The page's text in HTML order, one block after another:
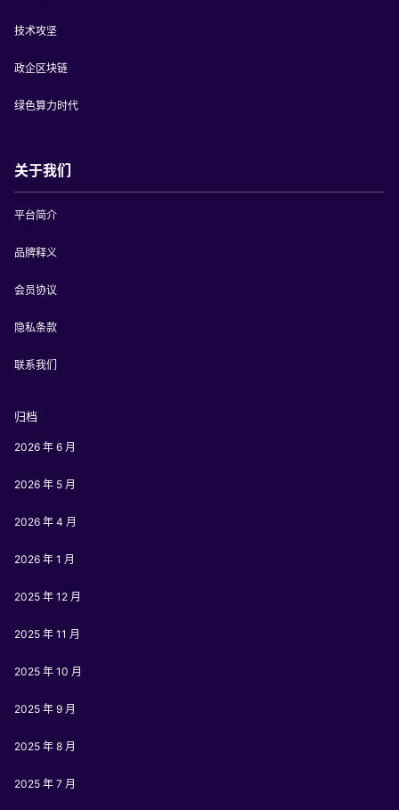
技术攻坚
政企区块链
绿色算力时代
关于我们
平台简介
品牌释义
会员协议
隐私条款
联系我们
归档
2026 年 6 月
2026 年 5 月
2026 年 4 月
2026 年 1 月
2025 年 12 月
2025 年 11 月
2025 年 10 月
2025 年 9 月
2025 年 8 月
2025 年 7 月